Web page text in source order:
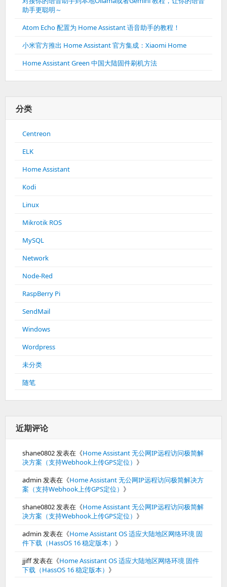
助手更聪明～
Atom Echo 配置为 Home Assistant 语音助手的教程！
小米官方推出 Home Assistant 官方集成：Xiaomi Home
Home Assistant Green 中国大陆固件刷机方法
分类
Centreon
ELK
Home Assistant
Kodi
Linux
Mikrotik ROS
MySQL
Network
Node-Red
RaspBerry Pi
SendMail
Windows
Wordpress
未分类
随笔
近期评论
shane0802发表在《Home Assistant 无公网IP远程访问极简解
决方案（支持Webhook上传GPS定位） 》
admin 发表在《Home Assistant 无公网IP远程访问极简解决方
案（支持Webhook上传GPS定位） 》
shane0802发表在《Home Assistant 无公网IP远程访问极简解
决方案（支持Webhook上传GPS定位） 》
admin 发表在《Home Assistant OS 适应大陆地区网络环境 固
件下载（HassOS 16 稳定版本） 》
jjiff发表在《Home Assistant OS 适应大陆地区网络环境 固件
下载（HassOS 16 稳定版本） 》